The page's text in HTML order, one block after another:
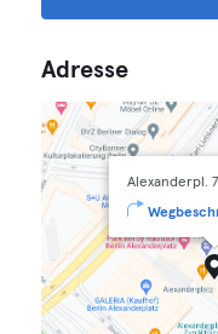
Adresse
Alexanderpl.